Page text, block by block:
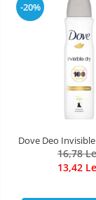
-20%
Dove Deo
16,78
13,42